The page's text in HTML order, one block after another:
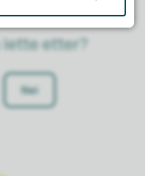
lette etter?
Nei